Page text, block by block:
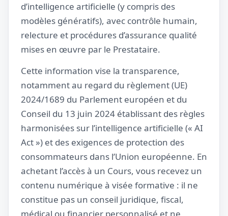
d’intelligence artificielle (y compris des
modèles génératifs), avec contrôle humain,
relecture et procédures d’assurance qualité
mises en œuvre par le Prestataire.
Cette information vise la transparence,
notamment au regard du règlement (UE)
2024/1689 du Parlement européen et du
Conseil du 13 juin 2024 établissant des règles
harmonisées sur l’intelligence artificielle (« AI
Act ») et des exigences de protection des
consommateurs dans l’Union européenne. En
achetant l’accès à un Cours, vous recevez un
contenu numérique à visée formative : il ne
constitue pas un conseil juridique, fiscal,